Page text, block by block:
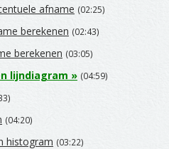
afname (02:25)
berekenen (02:43)
berekenen (03:05)
lijndiagram » (04:59)
(04:20)
histogram (03:22)